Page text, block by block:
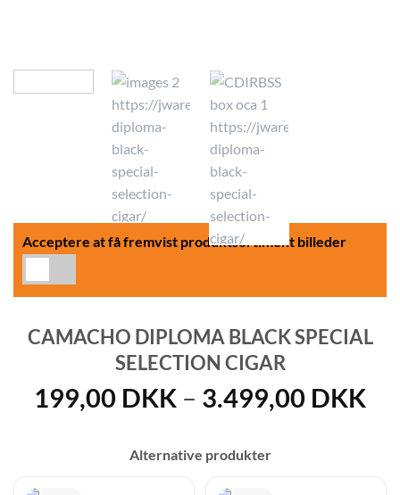
Acceptere at få fremvist produktsortiment billeder
CAMACHO DIPLOMA BLACK SPECIAL
SELECTION CIGAR
199,00 DKK – 3.499,00 DKK
Alternative produkter